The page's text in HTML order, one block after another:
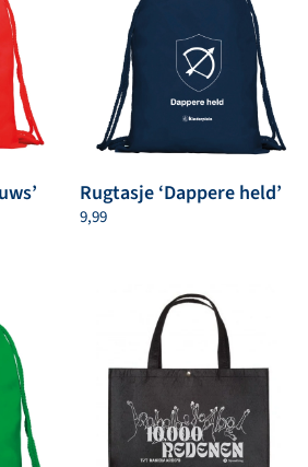
Rugtasje ‘Dappere held’
9,99